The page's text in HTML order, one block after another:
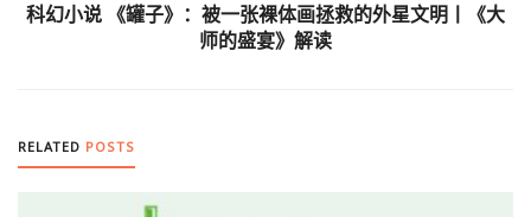
科幻小说 《罐子》：被一张裸体画拯救的外星文明丨《大
师的盛宴》解读
RELATED POSTS